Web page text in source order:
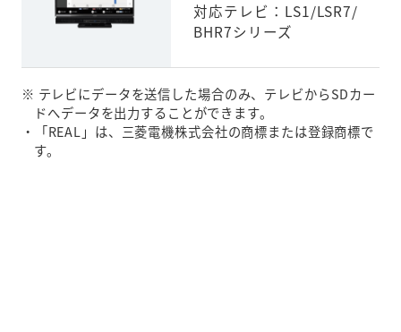
対応テレビ：LS1/LSR7/
BHR7シリーズ
※ テレビにデータを送信した場合のみ、テレビからSDカー
ドへデータを出力することができます。
・「REAL」は、三菱電機株式会社の商標または登録商標で
す。